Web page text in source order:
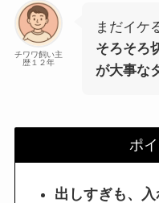
チワワ飼い主
歴１２年
まだイケ
そろそろ
が大事な
ポ
出しすぎも、入